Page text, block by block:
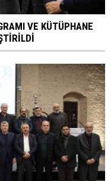
VE KÜTÜPHANE